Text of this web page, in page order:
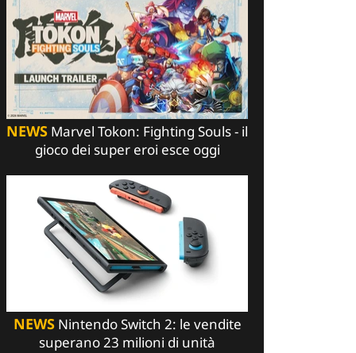
NEWS Marvel Tokon: Fighting Souls - il
gioco dei super eroi esce oggi
NEWSNintendo Switch 2: le vendite
superano 23 milioni di unità